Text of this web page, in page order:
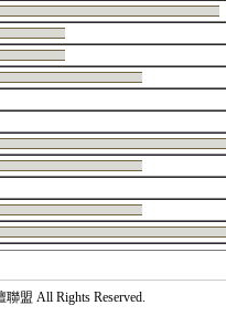
盟 All Rights Reserved.